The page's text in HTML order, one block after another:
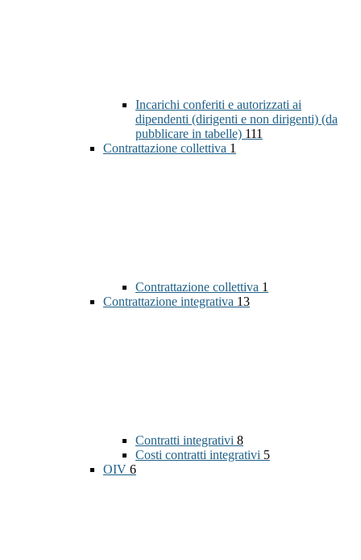
Incarichi conferiti e autorizzati ai
dipendenti (dirigenti e non dirigenti) (da
pubblicare in tabelle) 111
Contrattazione collettiva 1
Contrattazione collettiva 1
Contrattazione integrativa 13
Contratti integrativi 8
Costi contratti integrativi 5
OIV 6